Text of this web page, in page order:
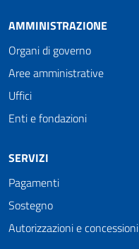
AMMINISTRAZIONE
Organi di governo
Aree amministrative
Uffici
Enti e fondazioni
SERVIZI
Pagamenti
Sostegno
Autorizzazioni e concessioni